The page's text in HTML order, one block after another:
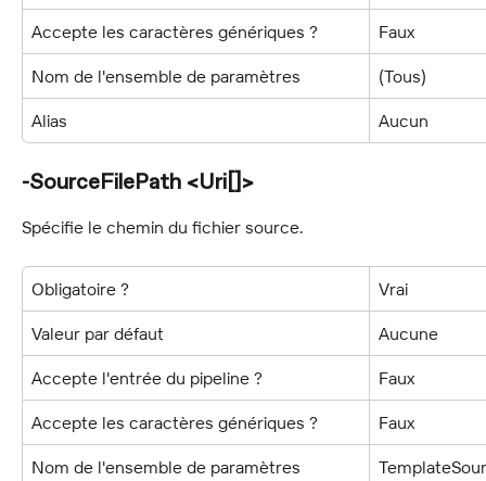
Accepte les caractères génériques ? Faux
Nom de l'ensemble de paramètres (Tous)
Alias Aucun
-SourceFilePath <Uri[]>
Spécifie le chemin du fichier source.
Obligatoire ? Vrai
Valeur par défaut Aucune
Accepte l'entrée du pipeline ? Faux
Accepte les caractères génériques ? Faux
Nom de l'ensemble de paramètres